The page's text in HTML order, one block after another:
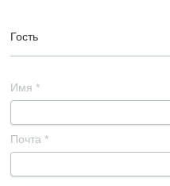
Гость
Имя *
Почта *